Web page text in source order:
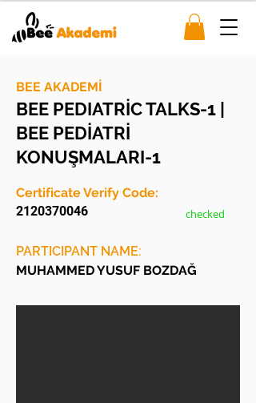
BEE AKADEMİ
BEE PEDIATRİC TALKS-1 |
BEE PEDİATRİ
KONUŞMALARI-1
2120370046
Certificate Verify Code:
checked
PARTICIPANT NAME:
MUHAMMED YUSUF BOZDAĞ